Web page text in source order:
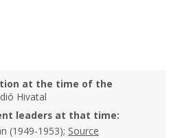
at the time of the
Hivatal
leaders at that time:
(1949-1953); Source